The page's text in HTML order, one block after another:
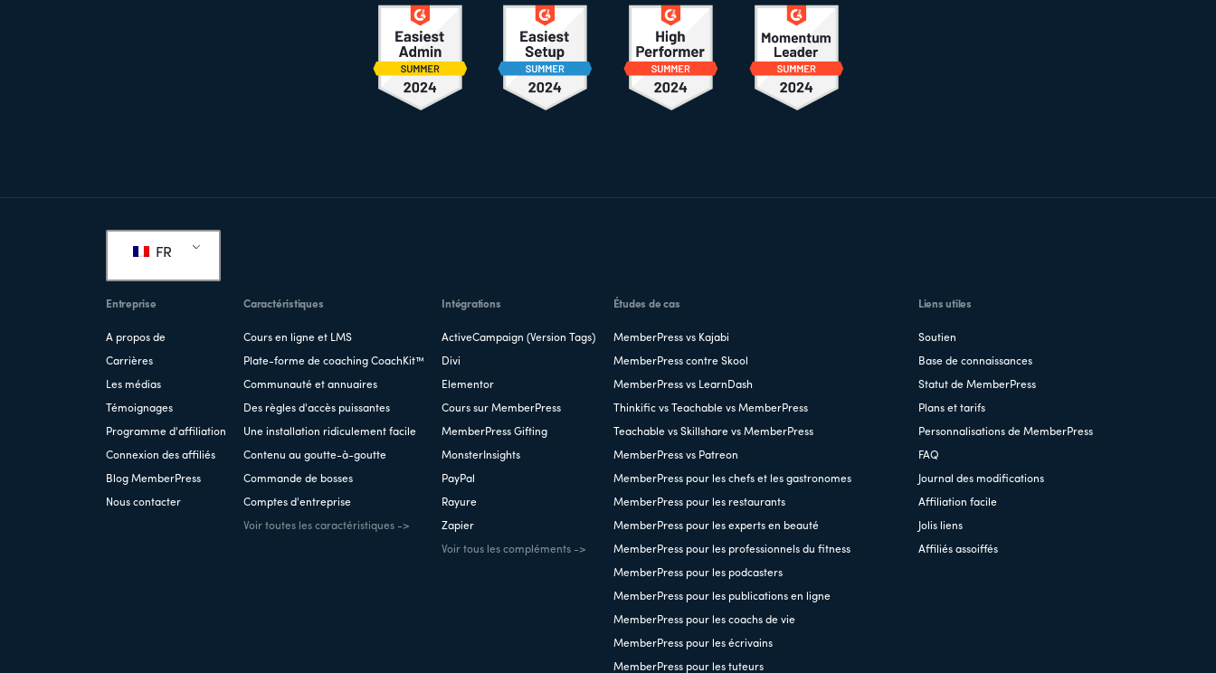
FR
Entreprise
A propos de
Carrières
Les médias
Témoignages
Programme d'affiliation
Connexion des affiliés
Blog MemberPress
Nous contacter
Caractéristiques
Cours en ligne et LMS
Plate-forme de coaching CoachKit™
Communauté et annuaires
Des règles d'accès puissantes
Une installation ridiculement facile
Contenu au goutte-à-goutte
Commande de bosses
Comptes d'entreprise
Voir toutes les caractéristiques ->
Intégrations
ActiveCampaign (Version Tags)
Divi
Elementor
Cours sur MemberPress
MemberPress Gifting
MonsterInsights
PayPal
Rayure
Zapier
Voir tous les compléments ->
Études de cas
MemberPress vs Kajabi
MemberPress contre Skool
MemberPress vs LearnDash
Thinkific vs Teachable vs MemberPress
Teachable vs Skillshare vs MemberPress
MemberPress vs Patreon
MemberPress pour les chefs et les gastronomes
MemberPress pour les restaurants
MemberPress pour les experts en beauté
MemberPress pour les professionnels du fitness
MemberPress pour les podcasters
MemberPress pour les publications en ligne
MemberPress pour les coachs de vie
MemberPress pour les écrivains
MemberPress pour les tuteurs
Liens utiles
Soutien
Base de connaissances
Statut de MemberPress
Plans et tarifs
Personnalisations de MemberPress
FAQ
Journal des modifications
Affiliation facile
Jolis liens
Affiliés assoiffés